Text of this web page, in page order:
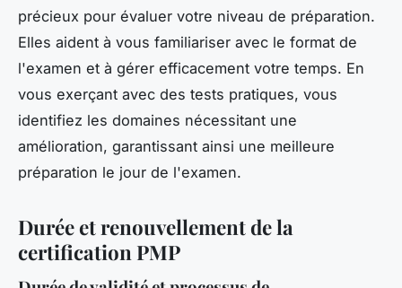
précieux pour évaluer votre niveau de préparation.
Elles aident à vous familiariser avec le format de
l'examen et à gérer efficacement votre temps. En
vous exerçant avec des tests pratiques, vous
identifiez les domaines nécessitant une
amélioration, garantissant ainsi une meilleure
préparation le jour de l'examen.
Durée et renouvellement de la
certification PMP